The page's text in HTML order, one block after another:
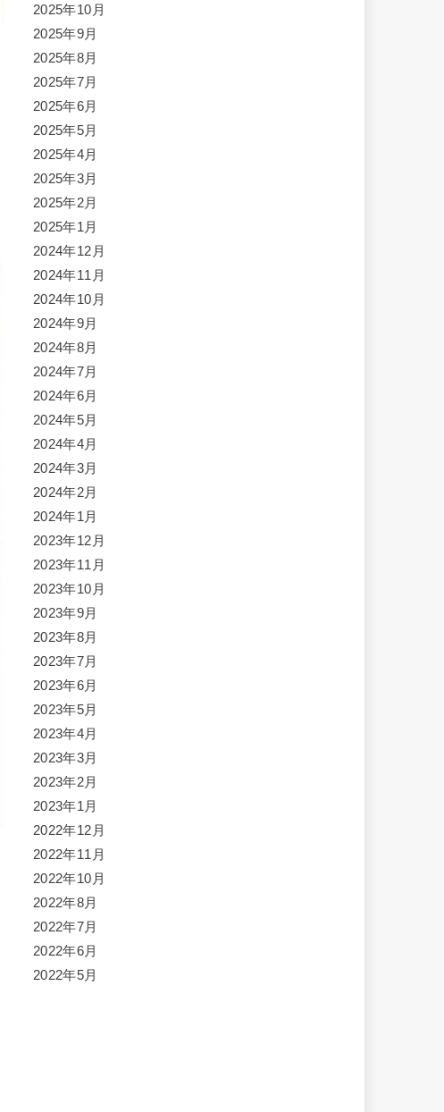
2025年10月
2025年9月
2025年8月
2025年7月
2025年6月
2025年5月
2025年4月
2025年3月
2025年2月
2025年1月
2024年12月
2024年11月
2024年10月
2024年9月
2024年8月
2024年7月
2024年6月
2024年5月
2024年4月
2024年3月
2024年2月
2024年1月
2023年12月
2023年11月
2023年10月
2023年9月
2023年8月
2023年7月
2023年6月
2023年5月
2023年4月
2023年3月
2023年2月
2023年1月
2022年12月
2022年11月
2022年10月
2022年8月
2022年7月
2022年6月
2022年5月